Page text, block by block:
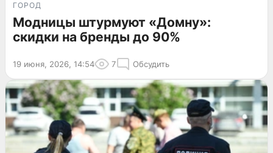
ГОРОД
Модницы штурмуют «Домну»:
скидки на бренды до 90%
19 июня, 2026, 14:54 7 Обсудить